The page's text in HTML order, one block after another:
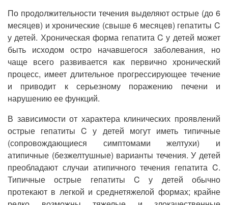
По продолжительности течения выделяют острые (до 6
месяцев) и хронические (свыше 6 месяцев) гепатиты C
у детей. Хроническая форма гепатита C у детей может
быть исходом остро начавшегося заболевания, но
чаще всего развивается как первично хронический
процесс, имеет длительное прогрессирующее течение
и приводит к серьезному поражению печени и
нарушению ее функций.
В зависимости от характера клинических проявлений
острые гепатиты C у детей могут иметь типичные
(сопровождающиеся симптомами желтухи) и
атипичные (безжелтушные) варианты течения. У детей
преобладают случаи атипичного течения гепатита C.
Типичные острые гепатиты C у детей обычно
протекают в легкой и среднетяжелой формах; крайне